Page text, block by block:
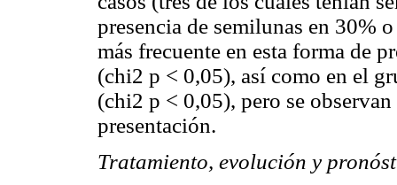
presencia de semilunas en 30%
más frecuente en esta forma de
(chi2 p < 0,05), así como en el
(chi2 p < 0,05), pero se
presentación.
Tratamiento, evolución y